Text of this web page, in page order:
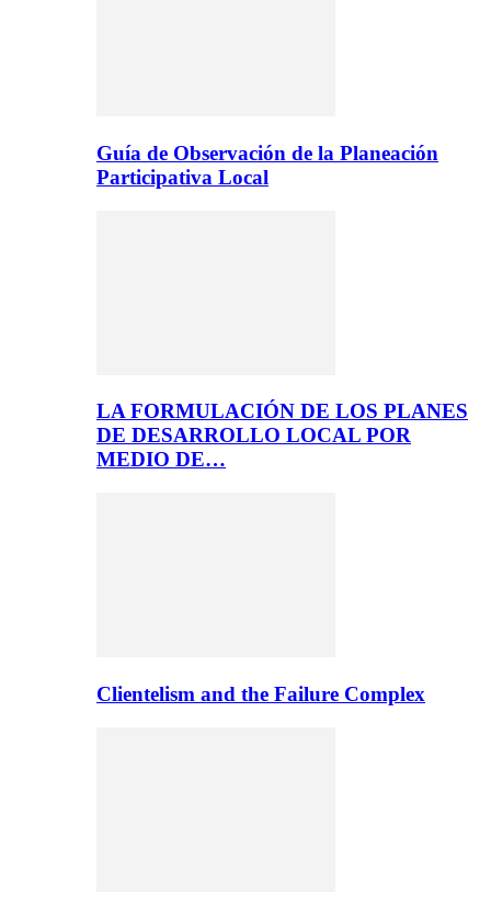
Guía de Observación de la Planeación
Participativa Local
LA FORMULACIÓN DE LOS PLANES
DE DESARROLLO LOCAL POR
MEDIO DE…
Clientelism and the Failure Complex